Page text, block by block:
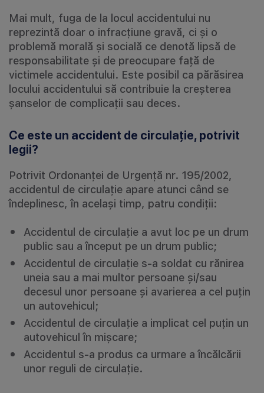
Mai mult, fuga de la locul accidentului nu
reprezintă doar o infracțiune gravă, ci și o
problemă morală și socială ce denotă lipsă de
responsabilitate și de preocupare față de
victimele accidentului. Este posibil ca părăsirea
locului accidentului să contribuie la creșterea
șanselor de complicații sau deces.
Ce este un accident de circulație, potrivit
legii?
Potrivit Ordonanței de Urgență nr. 195/2002,
accidentul de circulație apare atunci când se
îndeplinesc, în același timp, patru condiții:
Accidentul de circulație a avut loc pe un drum
public sau a început pe un drum public;
Accidentul de circulație s-a soldat cu rănirea
uneia sau a mai multor persoane și/sau
decesul unor persoane și avarierea a cel puțin
un autovehicul;
Accidentul de circulație a implicat cel puțin un
autovehicul în mișcare;
Accidentul s-a produs ca urmare a încălcării
unor reguli de circulație.